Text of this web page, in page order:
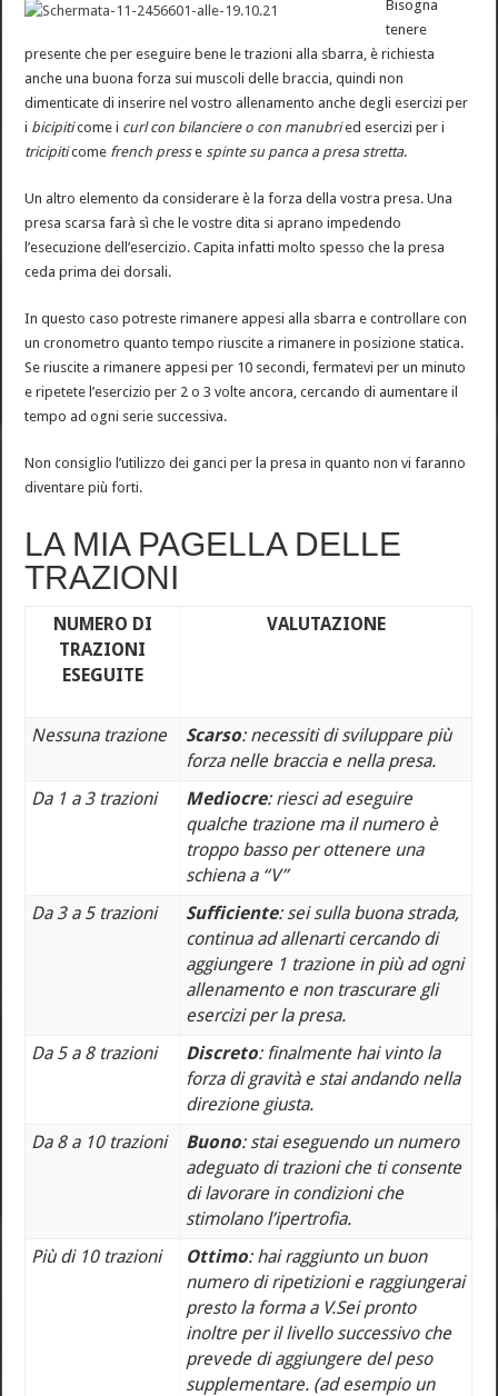
Bisogna
tenere
presente che per eseguire bene le trazioni alla sbarra, è richiesta
anche una buona forza sui muscoli delle braccia, quindi non
dimenticate di inserire nel vostro allenamento anche degli esercizi per
i bicipiticome i curl con bilanciere o con manubried esercizi per i
tricipiticome french presse spinte su panca a presa stretta.
Un altro elemento da considerare è la forza della vostra presa. Una
presa scarsa farà sì che le vostre dita si aprano impedendo
l’esecuzione dell’esercizio. Capita infatti molto spesso che la presa
ceda prima dei dorsali.
In questo caso potreste rimanere appesi alla sbarra e controllare con
un cronometro quanto tempo riuscite a rimanere in posizione statica.
Se riuscite a rimanere appesi per 10 secondi, fermatevi per un minuto
e ripetetel’esercizioper 2 o 3 volte ancora, cercando di aumentare il
tempo ad ogni serie successiva.
Non consiglio l’utilizzo dei ganci per la presa in quanto non vi faranno
diventare più forti.
LA MIA PAGELLA DELLE
TRAZIONI
NUMERO DI
TRAZIONI
ESEGUITE
VALUTAZIONE
Nessuna trazione Scarso: necessiti di sviluppare più
forza nelle braccia e nella presa.
Da 1 a 3 trazioni
Mediocre: riesci ad eseguire
qualche trazione ma il numero è
troppo basso per ottenere una
schiena a “V”
Da 3 a 5 trazioni
Sufficiente: sei sulla buona strada,
continua ad allenarti cercando di
aggiungere 1 trazione in più ad ogni
allenamento e non trascurare gli
esercizi per la presa.
Da 5 a 8 trazioni
Discreto: finalmente hai vinto la
forza di gravità e stai andando nella
direzione giusta.
Da 8 a 10 trazioni
Buono: stai eseguendo un numero
adeguato di trazioni che ti consente
di lavorare in condizioni che
stimolano l’ipertrofia.
Più di 10 trazioni
Ottimo: hai raggiunto un buon
numero di ripetizioni e raggiungerai
presto la forma a V.Sei pronto
inoltre per il livello successivo che
prevede di aggiungere del peso
supplementare. (ad esempio un